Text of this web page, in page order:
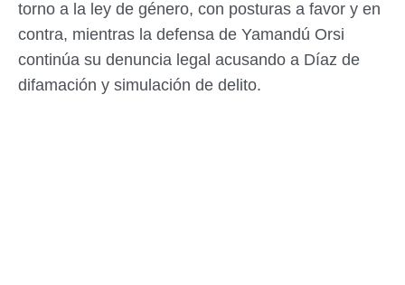
torno a la ley de género, con posturas a favor y en
contra, mientras la defensa de Yamandú Orsi
continúa su denuncia legal acusando a Díaz de
difamación y simulación de delito.